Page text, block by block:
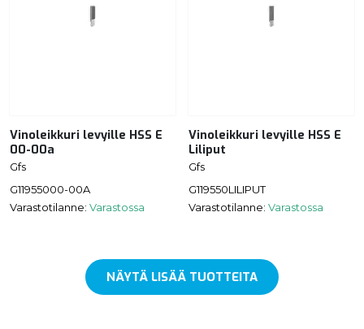
Vinoleikkuri levyille HSS E
00-00a
Gfs
G11955000-00A
Varastotilanne: Varastossa
Vinoleikkuri levyille HSS E
Liliput
Gfs
G119550LILIPUT
Varastotilanne: Varastossa
NÄYTÄ LISÄÄ TUOTTEITA